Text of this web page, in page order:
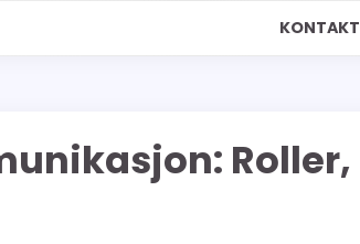
KONTAKT
Roller,